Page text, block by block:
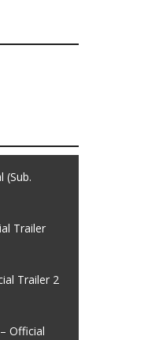
(Sub.
Trailer
Trailer 2
Official